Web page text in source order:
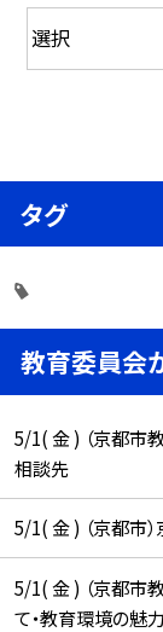
タグ
教育委員会
5/1( 金 ) （京都市
相談先
5/1( 金 ) （京都市
5/1( 金 ) （京都市
て・教育環境の魅